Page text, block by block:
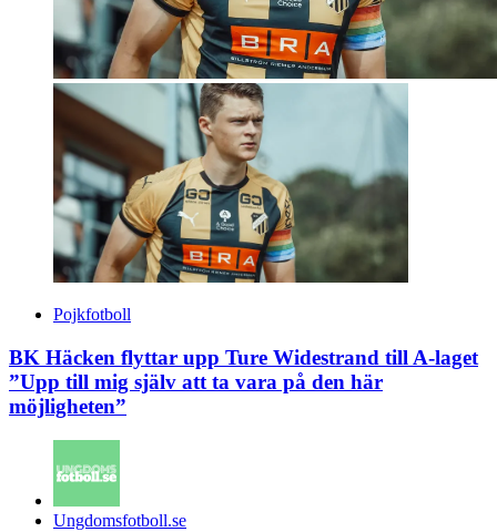
Pojkfotboll
BK Häcken flyttar upp Ture Widestrand till A-laget
”Upp till mig själv att ta vara på den här
möjligheten”
Posted
Ungdomsfotboll.se